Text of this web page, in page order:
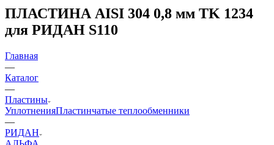
ПЛАСТИНА AISI 304 0,8 мм TK 1234
для РИДАН S110
Главная
—
Каталог
—
Пластины
УплотненияПластинчатые теплообменники
—
РИДАН